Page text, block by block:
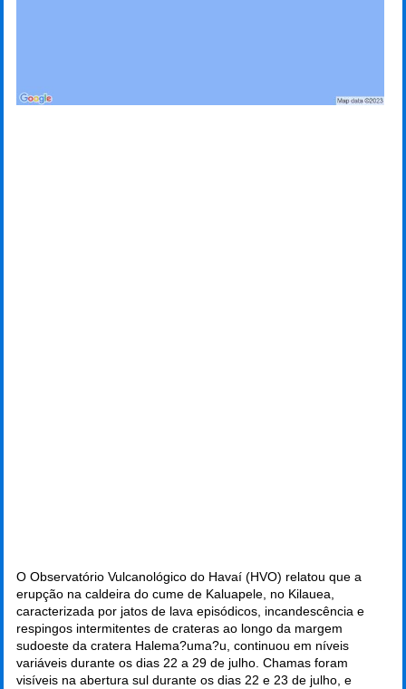
O Observatório Vulcanológico do Havaí (HVO) relatou que a
erupção na caldeira do cume de Kaluapele, no Kilauea,
caracterizada por jatos de lava episódicos, incandescência e
respingos intermitentes de crateras ao longo da margem
sudoeste da cratera Halema?uma?u, continuou em níveis
variáveis durante os dias 22 a 29 de julho. Chamas foram
visíveis na abertura sul durante os dias 22 e 23 de julho, e